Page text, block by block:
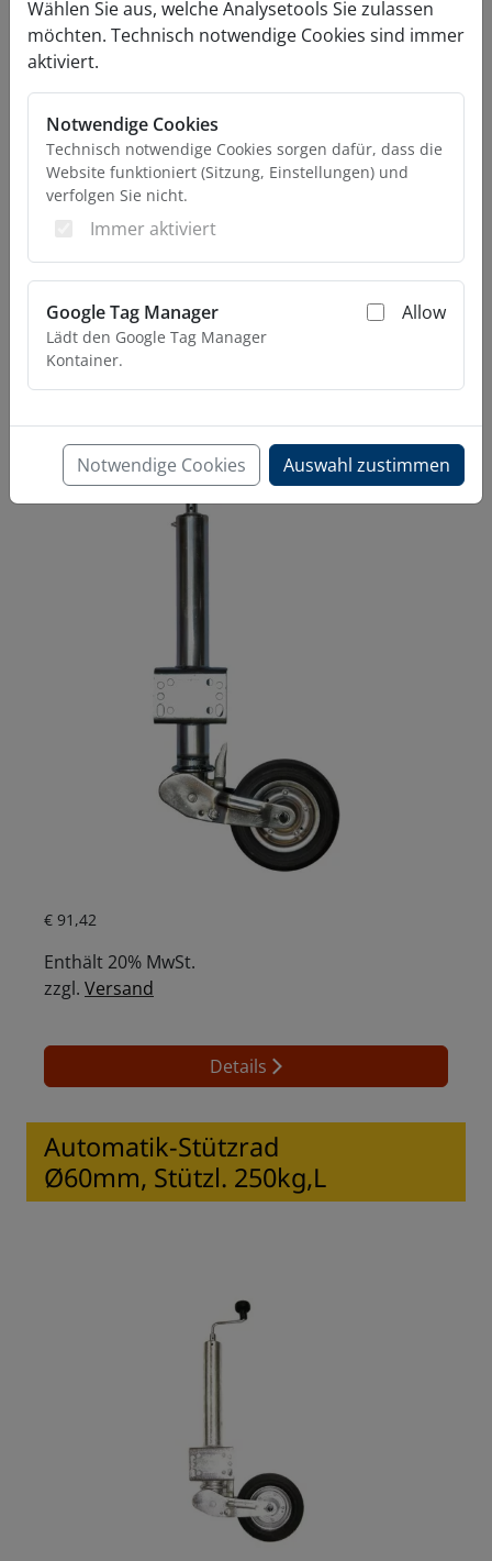
€116,37Aktueller Preis ist: € 116,37.
Enthält 20% MwSt.
Versand
Automatik-Stützrad
€ 91,42
Enthält 20% MwSt.
zzgl. Versand
Details
Automatik-Stützrad
Ø60mm, Stützl. 250kg,L
Wählen Sie aus, welche Analysetools Sie zulassen
möchten. Technisch notwendige Cookies sind immer
aktiviert.
Notwendige Cookies
Technisch notwendige Cookies sorgen dafür, dass die
Website funktioniert (Sitzung, Einstellungen) und
verfolgen Sie nicht.
Immer aktiviert
Google Tag Manager
Lädt den Google Tag Manager
Kontainer.
Allow
Notwendige Cookies Auswahl zustimmen